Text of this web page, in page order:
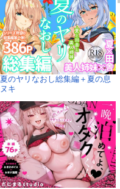
夏のヤリなおし総集編＋夏の息
ヌキ